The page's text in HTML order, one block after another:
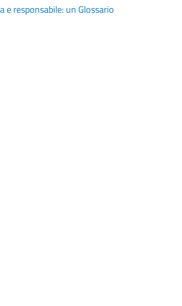
e responsabile: un Glossario